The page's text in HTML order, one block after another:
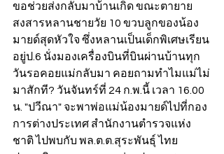
ขอช่วยส่งกลับมาบ้านเกิด ขณะตายาย
สงสารหลานชายวัย 10 ขวบลูกของน้อง
มายด์สุดหัวใจ ซึ่งหลานเป็นเด็กพิเศษเรียน
อยู่ป.6 นั่งมองเครื่องบินที่บินผ่านบ้านทุก
วันรอคอยแม่กลับมา คอยถามทำไมแม่ไม่
มาสักที? วันจันทร์ที่ 24 ก.พ.นี้ เวลา 16.00
น. "ปวีณา" จะพาพ่อแม่น้องมายด์ไปที่กอง
การต่างประเทศ สำนักงานตำรวจแห่ง
ชาติ ไปพบกับ พล.ต.ต.สุระพันธุ์ ไทย